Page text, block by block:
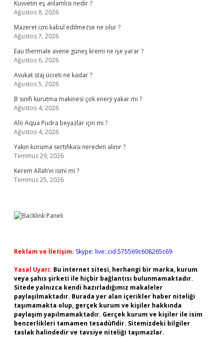
Kuvvetin eş anlamlısı nedir ?
Ağustos 8, 2026
Mazeret izni kabul edilmezse ne olur ?
Ağustos 7, 2026
Eau thermale avene güneş kremi ne işe yarar ?
Ağustos 6, 2026
Avukat staj ücreti ne kadar ?
Ağustos 5, 2026
B sınıfı kurutma makinesi çok enerji yakar mı ?
Ağustos 4, 2026
Alo Aqua Pudra beyazlar için mi ?
Ağustos 4, 2026
Yakın koruma sertifikası nereden alınır ?
Temmuz 29, 2026
Kerem Allah’ın ismi mi ?
Temmuz 25, 2026
Reklam ve İletişim: Skype: live:.cid.575569c608265c69
Yasal Uyarı: Bu internet sitesi, herhangi bir marka, kurum
veya şahıs şirketi ile hiçbir bağlantısı bulunmamaktadır.
Sitede yalnızca kendi hazırladığımız makaleler
paylaşılmaktadır. Burada yer alan içerikler haber niteliği
taşımamakta olup, gerçek kurum ve kişiler hakkında
paylaşım yapılmamaktadır. Gerçek kurum ve kişiler ile isim
benzerlikleri tamamen tesadüfidir. Sitemizdeki bilgiler
taslak halindedir ve tavsiye niteliği taşımazlar.